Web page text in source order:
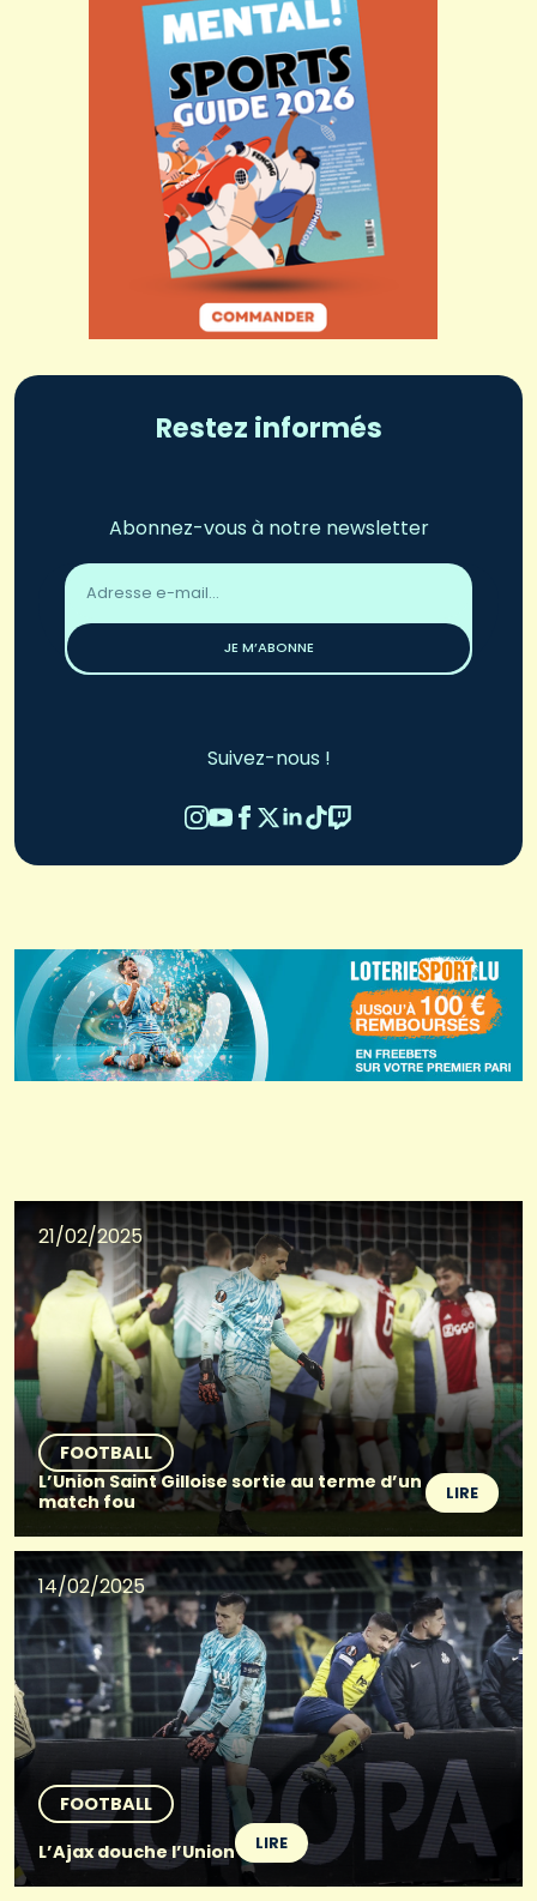
Restez informés
Abonnez-vous à notre newsletter
Adresse
email
JE M’ABONNE
Suivez-nous !
21/02/2025
FOOTBALL
L’Union Saint Gilloise sortie au terme d’un
match fou
LIRE
14/02/2025
FOOTBALL
L’Ajax douche l’Union
LIRE